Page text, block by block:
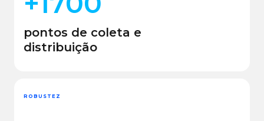
pontos de coleta e
distribuição
ROBUSTEZ